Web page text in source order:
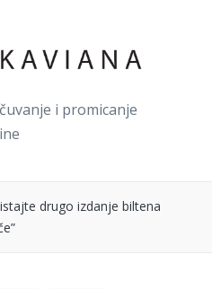
i promicanje
drugo izdanje biltena